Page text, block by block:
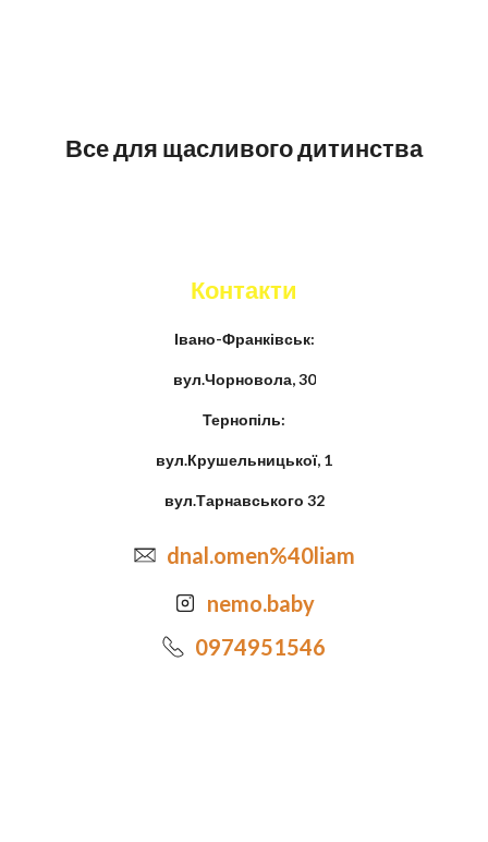
Все для щасливого дитинства
Контакти
Івано-Франківськ:
вул.Чорновола, 30
Тернопіль:
вул.Крушельницької, 1
вул.Тарнавського 32
dnal.omen%40liam
nemo.baby
0974951546